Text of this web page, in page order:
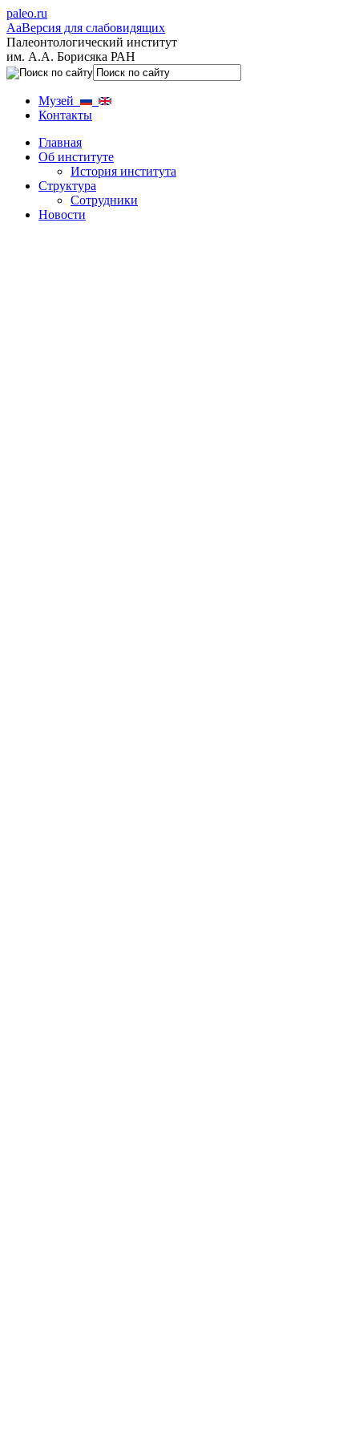
paleo.ru
AaВерсия для слабовидящих
Палеонтологический институт
им. А.А. Борисяка РАН
Музей
Контакты
Главная
Об институте
История института
Структура
Сотрудники
Новости